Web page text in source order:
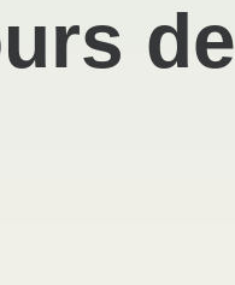
de